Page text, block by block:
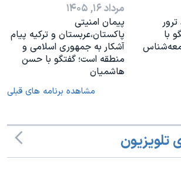
با
مرداد ۱۶, ۱۴۰۵
پیمان امنیتی
پاکستان،عربستان و ترکیه پیام
آشکار به جمهوری اسلامی و
منطقه است؛ گفتگو با حسن
هاشمیان
مشاهده برنامه های قبلی
تلویزیون